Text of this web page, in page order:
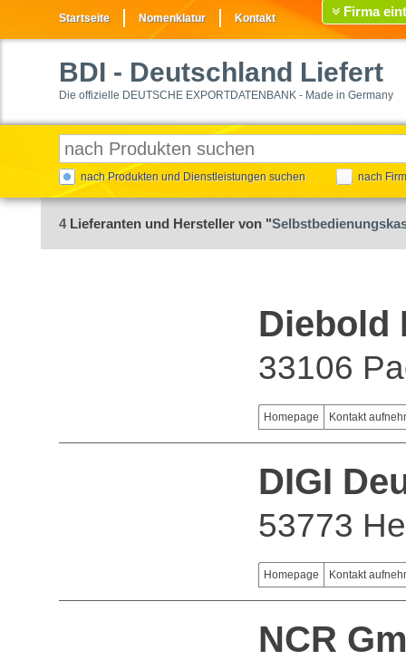
Startseite Nomenklatur Kontakt Firma
BDI - Deutschland Liefert
Die offizielle DEUTSCHE EXPORTDATENBANK - Made in Germany
nach Produkten und Dienstleistungen suchen nach
4Lieferanten und Hersteller von "
Diebold
33106
Homepage Kontakt
DIGI
53773
Homepage Kontakt
NCR